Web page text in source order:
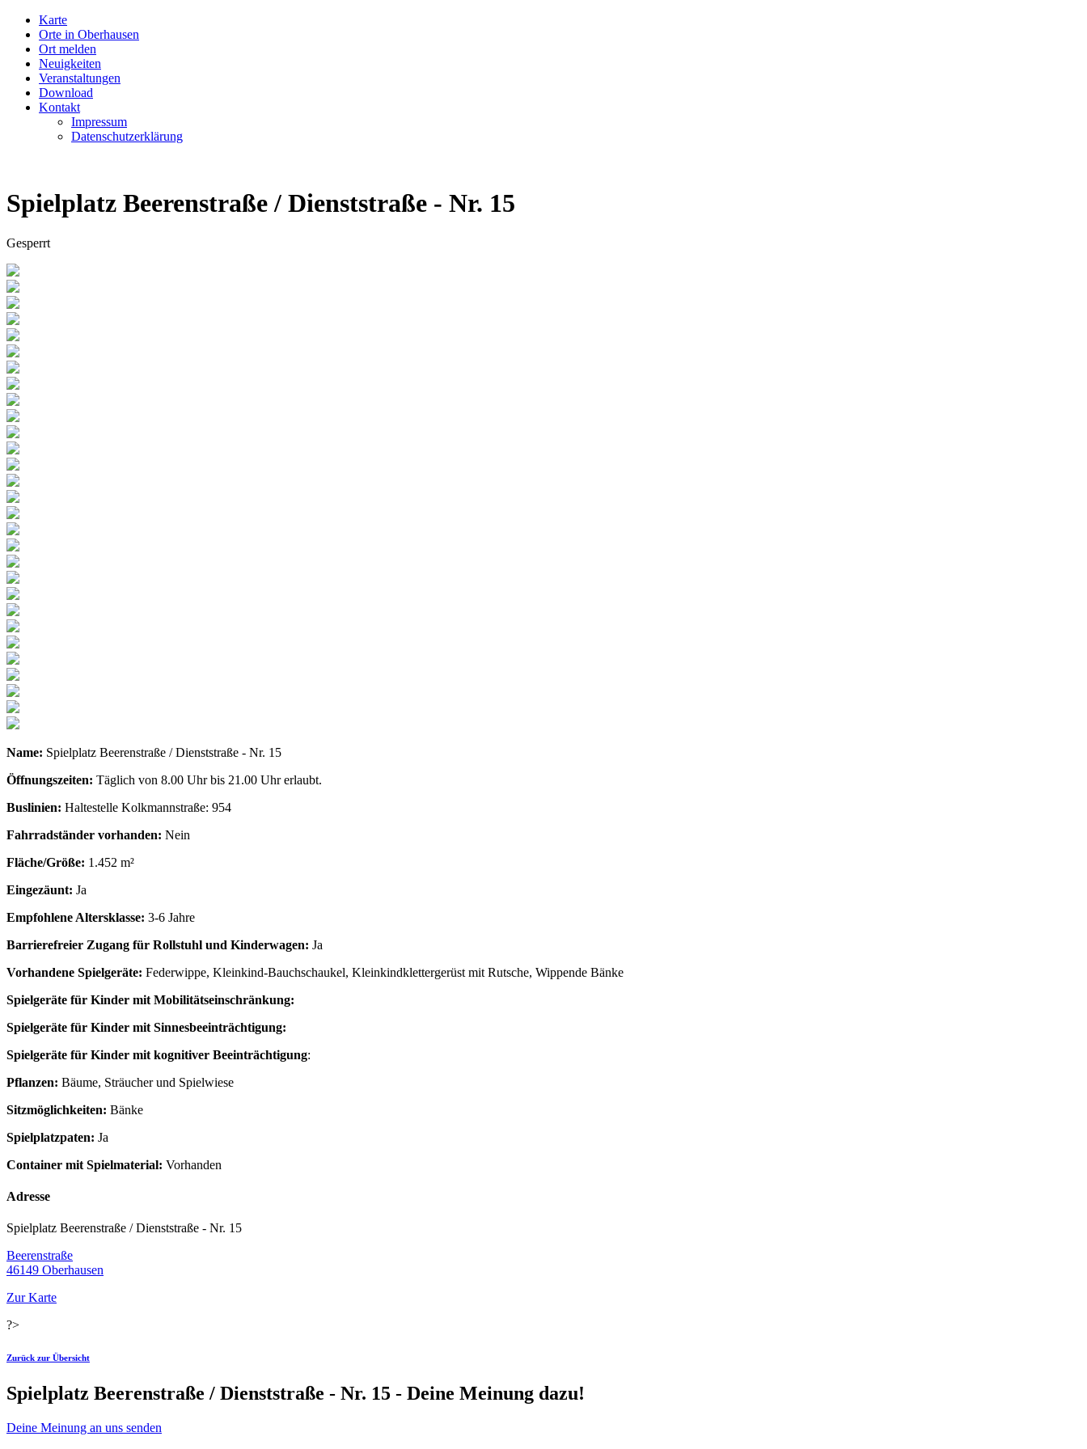
Karte
Orte in Oberhausen
Ort melden
Neuigkeiten
Veranstaltungen
Download
Kontakt
Impressum
Datenschutzerklärung
Spielplatz Beerenstraße / Dienststraße - Nr. 15
Gesperrt
Name: Spielplatz Beerenstraße / Dienststraße - Nr. 15
Öffnungszeiten: Täglich von 8.00 Uhr bis 21.00 Uhr erlaubt.
Buslinien: Haltestelle Kolkmannstraße: 954
Fahrradständer vorhanden: Nein
Fläche/Größe: 1.452 m²
Eingezäunt: Ja
Empfohlene Altersklasse: 3-6 Jahre
Barrierefreier Zugang für Rollstuhl und Kinderwagen: Ja
Vorhandene Spielgeräte: Federwippe, Kleinkind-Bauchschaukel, Kleinkindklettergerüst mit Rutsche, Wippende Bänke
Spielgeräte für Kinder mit Mobilitätseinschränkung:
Spielgeräte für Kinder mit Sinnesbeeinträchtigung:
Spielgeräte für Kinder mit kognitiver Beeinträchtigung:
Pflanzen: Bäume, Sträucher und Spielwiese
Sitzmöglichkeiten: Bänke
Spielplatzpaten: Ja
Container mit Spielmaterial: Vorhanden
Adresse
Spielplatz Beerenstraße / Dienststraße - Nr. 15
Beerenstraße
46149 Oberhausen
Zur Karte
?>
Zurück zur Übersicht
Spielplatz Beerenstraße / Dienststraße - Nr. 15 - Deine Meinung dazu!
Deine Meinung an uns senden